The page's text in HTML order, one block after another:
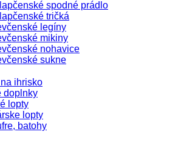
spodné prádlo
tričká
legíny
mikiny
nohavice
sukne
ihrisko
doplnky
lopty
lopty
batohy